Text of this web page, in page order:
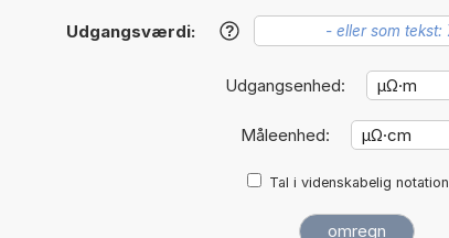
Udgangsværdi: ?
Udgangsenhed:
Måleenhed:
Tal i videnskabelig notation